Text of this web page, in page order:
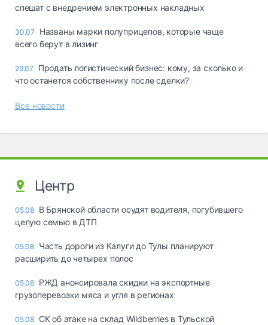
спешат с внедрением электронных накладных
30.07
Названы марки полуприцепов, которые чаще
всего берут в лизинг
29.07
Продать логистический бизнес: кому, за сколько и
что останется собственнику после сделки?
Все новости
Центр
05.08 В Брянской области осудят водителя, погубившего
целую семью в ДТП
05.08 Часть дороги из Калуги до Тулы планируют
расширить до четырех полос
05.08 РЖД анонсировала скидки на экспортные
грузоперевозки мяса и угля в регионах
05.08 СК об атаке на склад Wildberries в Тульской